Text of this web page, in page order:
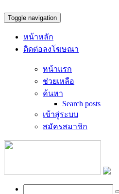
Toggle navigation
หน้าหลัก
ติดต่อลงโฆษณา
หน้าแรก
ช่วยเหลือ
ค้นหา
Search posts
เข้าสู่ระบบ
สมัครสมาชิก